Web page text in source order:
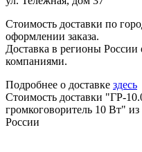
Стоимость доставки по
оформлении заказа.
Доставка в регионы России
компаниями.
Подробнее о доставке здесь
Стоимость доставки "ГР-
громкоговоритель 10 Вт"
России